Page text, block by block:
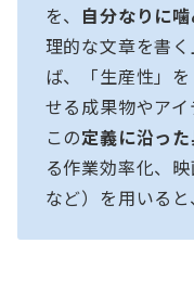
を、 自分なりに
理的な文章を書
ば、「生産性」
せる成果物やアイ
この定義に沿っ
る作業効率化、
など）を用いると